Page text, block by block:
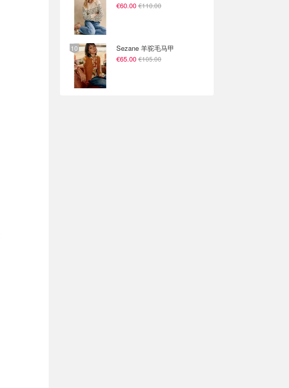
€60.00 €110.00
Sezane 羊驼毛马甲
€65.00 €105.00